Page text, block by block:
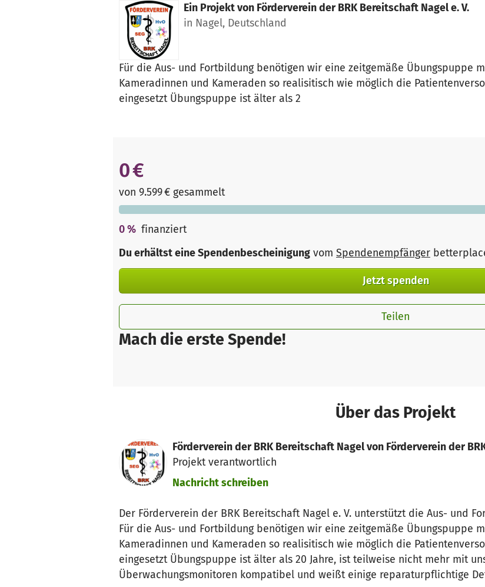
Ein Projekt von Förderverein der BRK Bereitschaft Nagel e. V.
in Nagel, Deutschland
Für die Aus- und Fortbildung benötigen wir eine zeitgemäße Übungspuppe
Kameradinnen und Kameraden so realisitisch wie möglich die
eingesetzt Übungspuppe ist älter als 2
Mach die erste Spende!
0 €
von 9.599 € gesammelt
0% finanziert
Du erhältst eine Spendenbescheinigung vom Spendenempfänger
Jetzt spenden
Teilen
Über das Projekt
Förderverein der BRK Bereitschaft Nagel von Förderverein der
Projekt verantwortlich
Nachricht schreiben
Der Förderverein der BRK Bereitschaft Nagel e. V. unterstützt die Aus- und
Für die Aus- und Fortbildung benötigen wir eine zeitgemäße Übungspuppe
Kameradinnen und Kameraden so realisitisch wie möglich die
eingesetzt Übungspuppe ist älter als 20 Jahre, ist teilweise nicht mehr mit
Überwachungsmonitoren kompatibel und weißt einige reparaturpflichtige